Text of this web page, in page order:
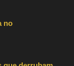
no